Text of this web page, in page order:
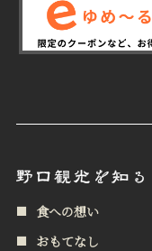
食への想い
おもてなし